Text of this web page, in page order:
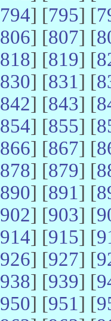
794] [795] [
806] [807] [
818] [819] [
830] [831] [
842] [843] [
854] [855] [
866] [867] [
878] [879] [
890] [891] [
902] [903] [
914] [915] [
926] [927] [
938] [939] [
950] [951] [